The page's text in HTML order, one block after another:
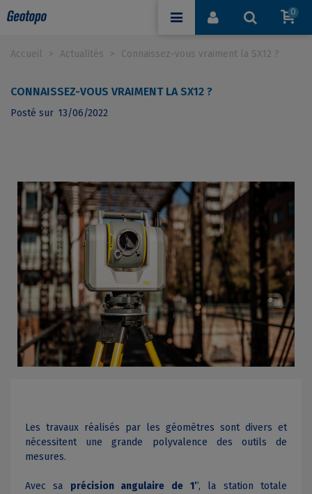
0
Accueil > Actualités > Connaissez-vous vraiment la SX12 ?
CONNAISSEZ-VOUS VRAIMENT LA SX12 ?
Posté sur 13/06/2022
Les travaux réalisés par les géomètres sont divers et
nécessitent une grande polyvalence des outils de
mesures.
Avec sa précision angulaire de 1’’, la station totale